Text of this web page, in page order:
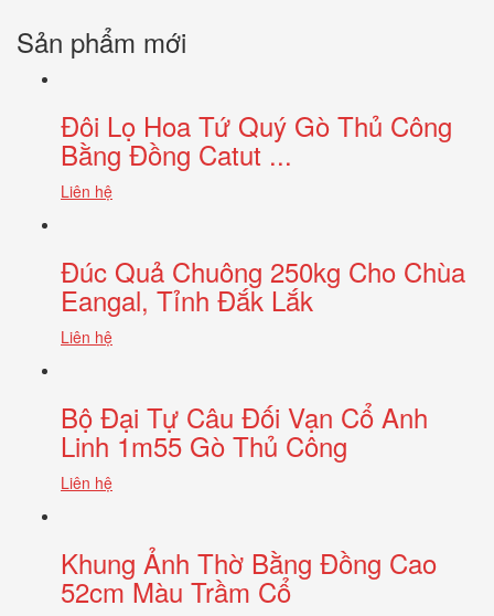
Sản phẩm mới
Đôi Lọ Hoa Tứ Quý Gò Thủ Công
Bằng Đồng Catut ...
Liên hệ
Đúc Quả Chuông 250kg Cho Chùa
Eangal, Tỉnh Đắk Lắk
Liên hệ
Bộ Đại Tự Câu Đối Vạn Cổ Anh
Linh 1m55 Gò Thủ Công
Liên hệ
Khung Ảnh Thờ Bằng Đồng Cao
52cm Màu Trầm Cổ